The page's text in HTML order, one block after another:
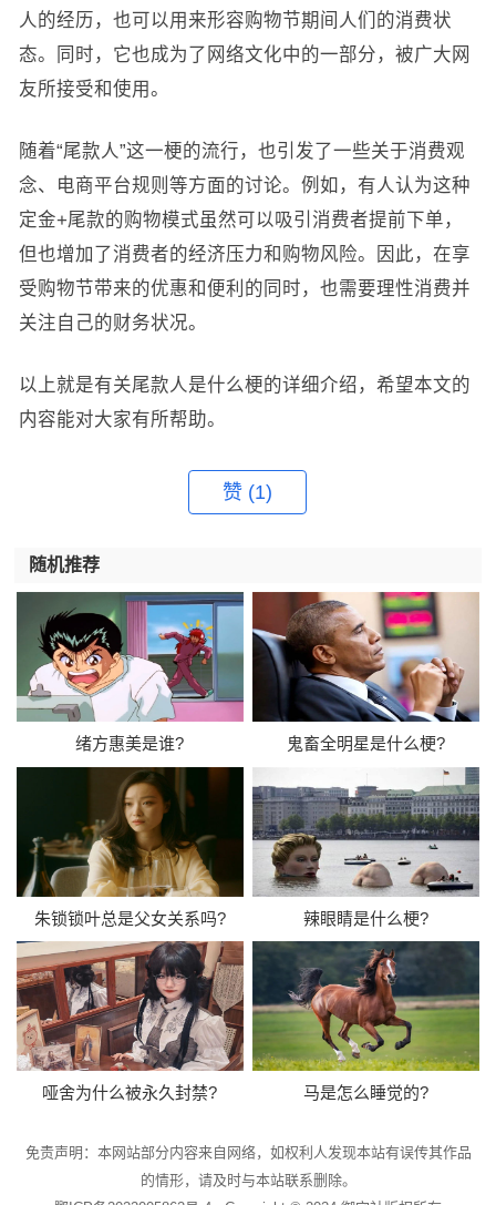
人的经历，也可以用来形容购物节期间人们的消费状
态。同时，它也成为了网络文化中的一部分，被广大网
友所接受和使用。
随着“尾款人”这一梗的流行，也引发了一些关于消费观
念、电商平台规则等方面的讨论。例如，有人认为这种
定金+尾款的购物模式虽然可以吸引消费者提前下单，
但也增加了消费者的经济压力和购物风险。因此，在享
受购物节带来的优惠和便利的同时，也需要理性消费并
关注自己的财务状况。
以上就是有关尾款人是什么梗的详细介绍，希望本文的
内容能对大家有所帮助。
赞 (1)
随机推荐
绪方惠美是谁? 鬼畜全明星是什么梗?
朱锁锁叶总是父女关系吗? 辣眼睛是什么梗?
哑舍为什么被永久封禁? 马是怎么睡觉的?
免责声明：本网站部分内容来自网络，如权利人发现本站有误传其作品
的情形，请及时与本站联系删除。